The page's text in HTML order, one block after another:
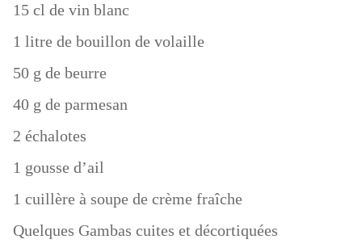
15 cl de vin blanc
1 litre de bouillon de volaille
50 g de beurre
40 g de parmesan
2 échalotes
1 gousse d’ail
1 cuillère à soupe de crème fraîche
Quelques Gambas cuites et décortiquées